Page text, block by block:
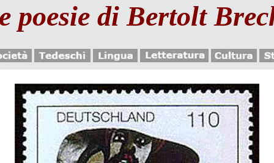
poesie di Bertolt